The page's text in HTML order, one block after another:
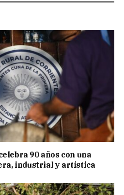
90 años con una
industrial y artística